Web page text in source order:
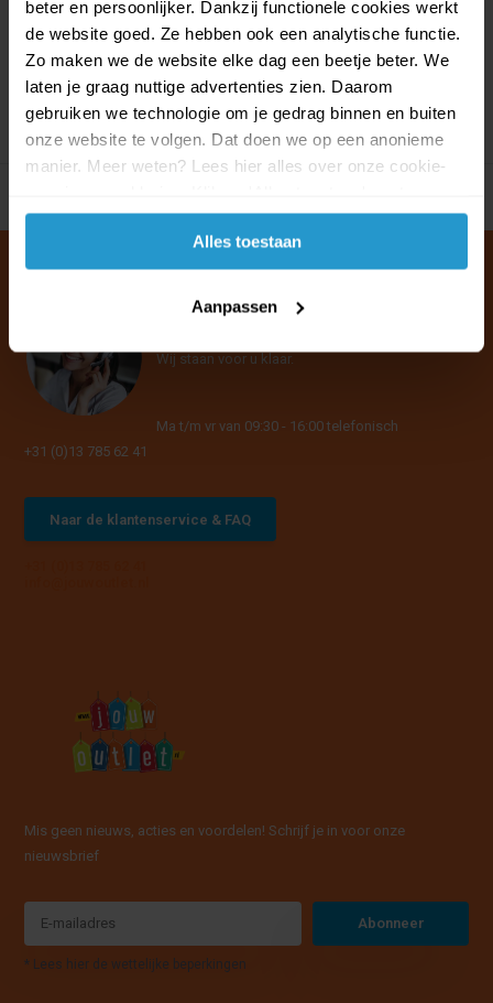
beter en persoonlijker. Dankzij functionele cookies werkt
de website goed. Ze hebben ook een analytische functie.
Zo maken we de website elke dag een beetje beter. We
laten je graag nuttige advertenties zien. Daarom
gebruiken we technologie om je gedrag binnen en buiten
onze website te volgen. Dat doen we op een anonieme
manier. Meer weten? Lees hier alles over onze cookie-
accepteren.
Alles toestaan
Aanpassen
Op voorraad
€0,59 €0,53
Op voorraad
€0,59 €0,53
Wij staan voor u klaar.
Ma t/m vr van 09:30 - 16:00 telefonisch
+31 (0)13 785 62 41
Naar de klantenservice & FAQ
Mis geen nieuws, acties en voordelen! Schrijf je in voor onze
nieuwsbrief
Abonneer
* Lees hier de wettelijke beperkingen